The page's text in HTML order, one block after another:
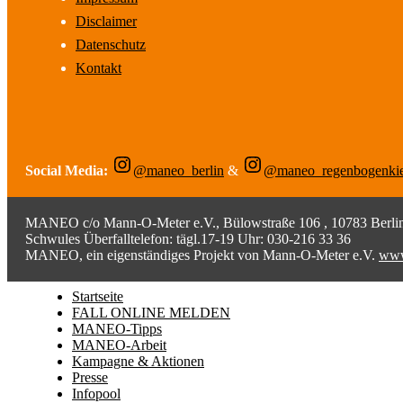
Disclaimer
Datenschutz
Kontakt
Social Media: @maneo_berlin &
MANEO c/o Mann-O-Meter e.V., Bülowstraße 106 , 10783
Schwules Überfalltelefon: tägl.17-19 Uhr: 030-216 33 36
MANEO, ein eigenständiges Projekt von Mann-O-Meter e.V.
Startseite
FALL ONLINE MELDEN
MANEO-Tipps
MANEO-Arbeit
Kampagne & Aktionen
Presse
Infopool